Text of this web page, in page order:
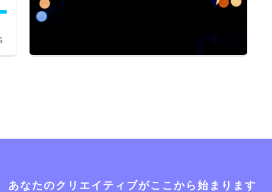
あなたのクリエイティブがここから始まります